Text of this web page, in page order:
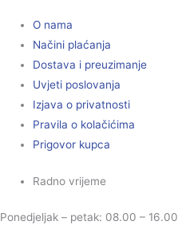
O nama
Načini plaćanja
Dostava i preuzimanje
Uvjeti poslovanja
Izjava o privatnosti
Pravila o kolačićima
Prigovor kupca
Radno vrijeme
Ponedjeljak – petak: 08.00 – 16.00